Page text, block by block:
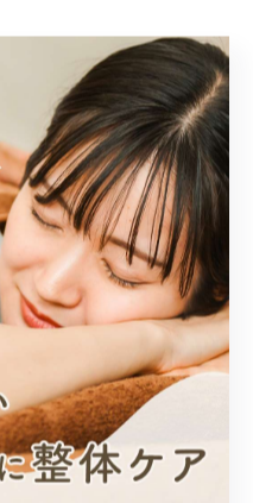
地21
る 次のページ >